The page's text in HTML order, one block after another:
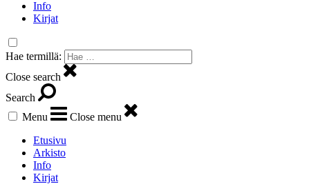
Info
Kirjat
Hae termillä:
Close search
Search
Menu
Close menu
Etusivu
Arkisto
Info
Kirjat